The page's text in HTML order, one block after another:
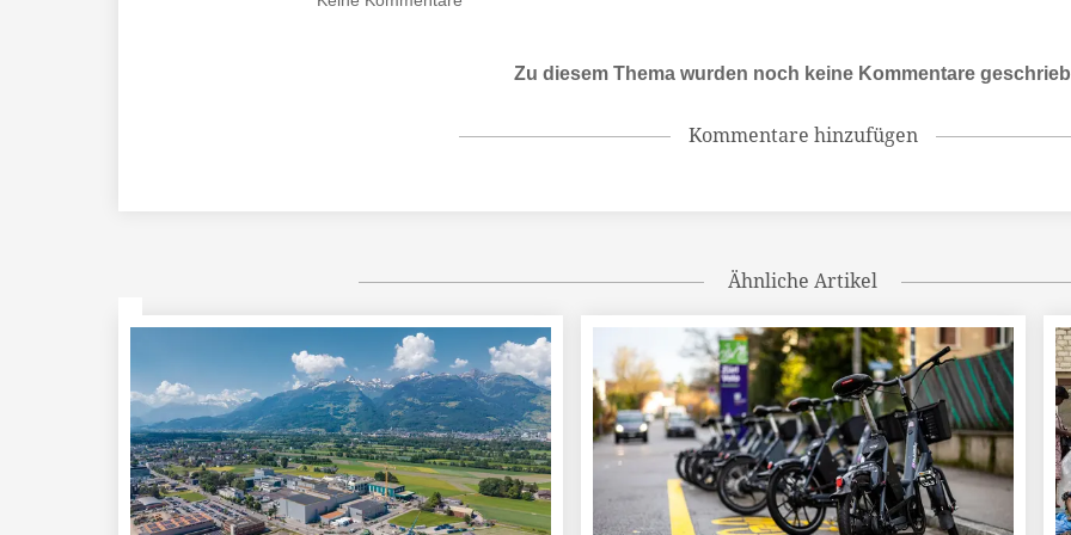
Zu diesem Thema wurden noch keine Kommentare
Kommentare hinzufügen
Ähnliche Artikel